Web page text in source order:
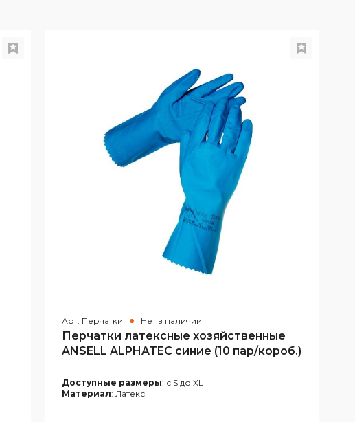
Арт. Перчатки Нет в наличии
Перчатки латексные хозяйственные
ANSELL ALPHATEC синие (10 пар/короб.)
Доступные размеры: с S до XL
Материал: Латекс